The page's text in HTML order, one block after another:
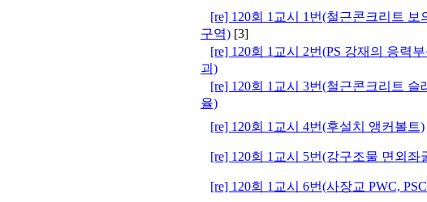
[re] 120회 1교시 1번(철근콘크리트 보
구역) [3]
[re] 120회 1교시 2번(PS 강재의 응력
괴)
[re] 120회 1교시 3번(철근콘크리트 슬
율)
[re] 120회 1교시 4번(후설치 앵커볼트)
[re] 120회 1교시 5번(강구조물 면외좌
[re] 120회 1교시 6번(사장교 PWC,